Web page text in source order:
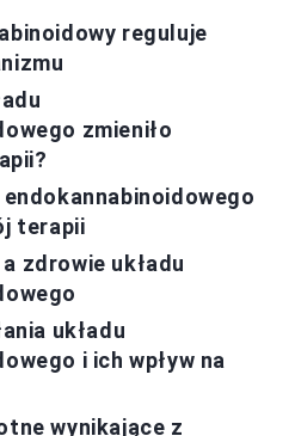
reguluje
zmieniło
terapii
zdrowie układu
układu
i ich wpływ na
wynikające z